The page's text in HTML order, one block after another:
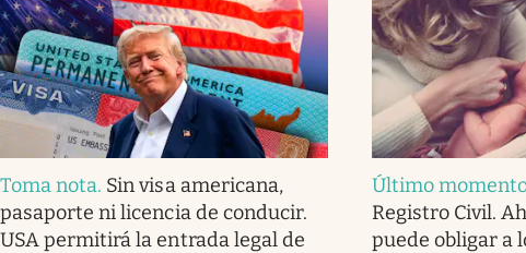
Toma nota. Sin visa americana,
pasaporte ni licencia de conducir.
USA permitirá la entrada legal de
Último
Registro Civil.
puede obligar a